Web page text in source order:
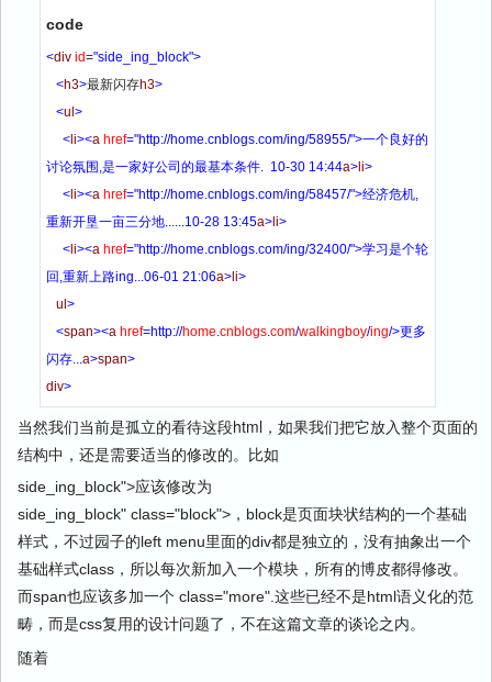
code
<div id="side_ing_block">
<h3>最新闪存h3>
<ul >
< li><a href="http://home.cnblogs.com/ing/58955/">一个良好的
讨论氛围,是一家好公司的最基本条件.  10-30 14:44a> li>
< li><a href="http://home.cnblogs.com/ing/58457/">经济危机,
重新开垦一亩三分地......10-28 13:45a> li>
< li><a href="http://home.cnblogs.com/ing/32400/">学习是个轮
回,重新上路ing...06-01 21:06a> li>
ul >
<span><a href=http://home.cnblogs.com/walkingboy/ing/>更多
闪存...a>span>
div>
当然我们当前是孤立的看待这段html，如果我们把它放入整个页面的
结构中，还是需要适当的修改的。比如
side_ing_block">应该修改为
side_ing_block" class="block">，block是页面块状结构的一个基础
样式，不过园子的left menu里面的div都是独立的，没有抽象出一个
基础样式class，所以每次新加入一个模块，所有的博皮都得修改。
而span也应该多加一个 class="more".这些已经不是html语义化的范
畴，而是css复用的设计问题了，不在这篇文章的谈论之内。
随着